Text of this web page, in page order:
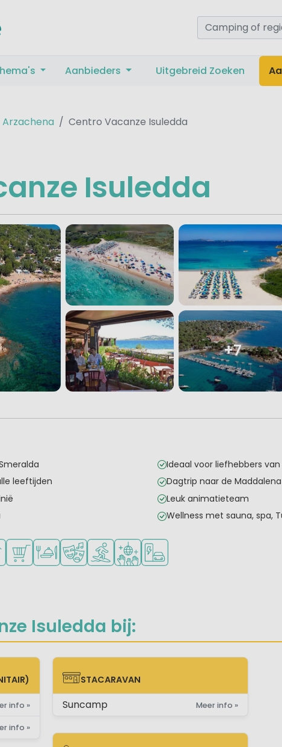
Aanbieders Uitgebreid Zoeken
Arzachena Centro Vacanze Isuledda
Isuledda
+7
leeftijden
Ideaal voor liefhebbers
Dagtrip naar de
Leuk animatieteam
Wellness met sauna, spa,
kinderen
tieners om te sporten
Campingwinkel/Supermarkt
Restaurant of pizzeria
Animatieprogramma
Watersportfaciliteiten
DiscotheekLaadpaal elektrische auto
Isuledda bij:
info »
info »
STACARAVAN
STACARAVAN
Suncamp Meer info »